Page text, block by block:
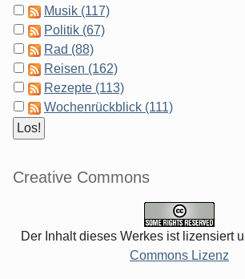
Musik (117)
Politik (67)
Rad (88)
Reisen (162)
Rezepte (113)
Wochenrückblick (111)
Creative Commons
Der Inhalt dieses Werkes ist lizensiert
Commons Lizenz